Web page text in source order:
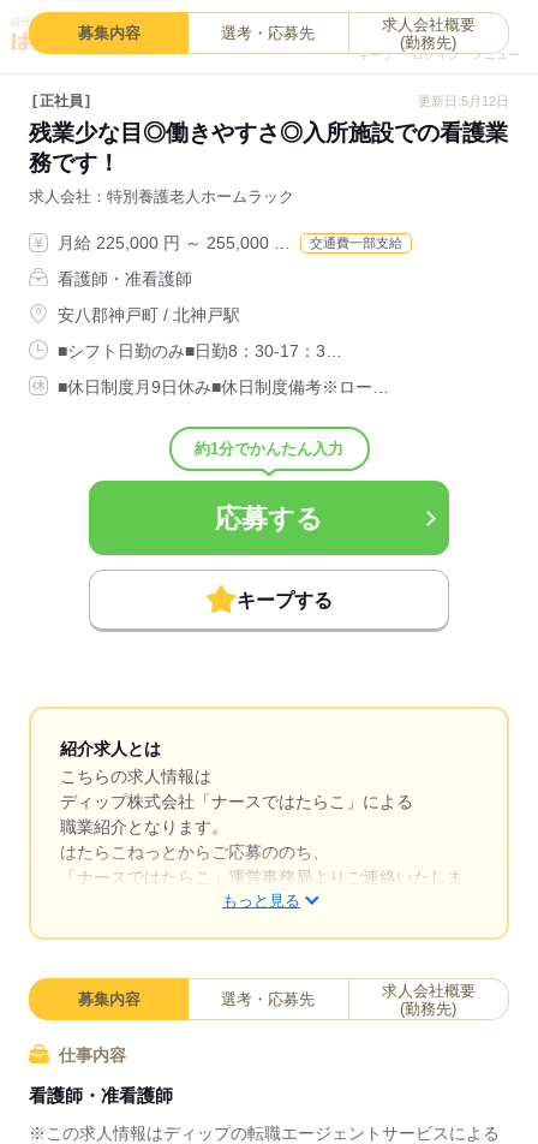
キープ
0
ログイン メニュー
募集内容 選考・応募先
求人会社概要
(勤務先)
正社員 更新日:5月12日
残業少な目◎働きやすさ◎入所施設での看護業
務です！
求人会社 特別養護老人ホームラック
月給 225,000 円 ～ 255,000 … 交通費一部支給
看護師・准看護師
安八郡神戸町 / 北神戸駅
■シフト日勤のみ■日勤8：30-17：3…
■休日制度月9日休み■休日制度備考※ロー…
約1分でかんたん入力
応募する
キープする
紹介求人とは
こちらの求人情報は
ディップ株式会社「ナースではたらこ」による
職業紹介となります。
はたらこねっとからご応募ののち、
「ナースではたらこ」運営事務局よりご連絡いたしま
求職中の看護師さんの転職を専任の
キャリアアドバイザーが入職まで無料でサポートいた
日本最大級の求人情報の中からぴったりな求人をご紹
介。
もっと見る
募集内容 選考・応募先
求人会社概要
(勤務先)
仕事内容
看護師・准看護師
※この求人情報はディップの転職エージェントサービスによる